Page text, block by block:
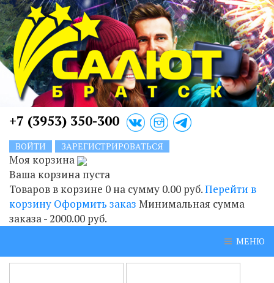
+7 (3953) 350-300
ВОЙТИ ЗАРЕГИСТРИРОВАТЬСЯ
Моя корзина
Ваша корзина пуста
Товаров в корзине 0 на сумму 0.00 руб.Перейти в
корзину Оформить заказ Минимальная сумма
заказа - 2000.00 руб.
МЕНЮ